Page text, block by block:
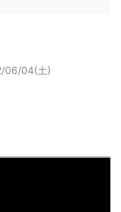
06/04(土)